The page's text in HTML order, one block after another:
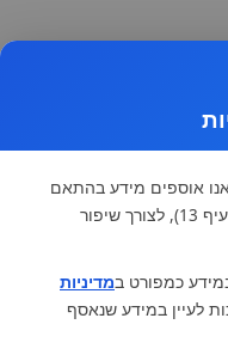
אוספים מידע בהתאם
לחוק הגנת הפרטיות, התשמ"א-1981 (סעיף 13), לצורך שיפור
כמפורט במדיניות
לעיין במידע שנאסף